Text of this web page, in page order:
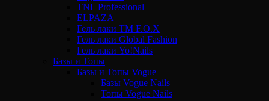
TNL Professional
ELPAZA
Гель лаки ТМ F.O.X
Гель лаки Global Fashion
Гель лаки Yo!Nails
Базы и Топы
Базы и Топы Vogue
Базы Vogue Nails
Топы Vogue Nails